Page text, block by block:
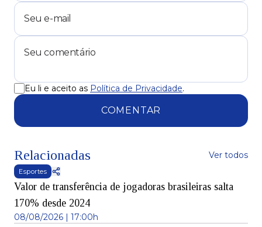
Eu li e aceito as Política de Privacidade.
COMENTAR
Relacionadas Ver todos
Esportes
Valor de transferência de jogadoras brasileiras salta
170% desde 2024
08/08/2026 | 17:00h